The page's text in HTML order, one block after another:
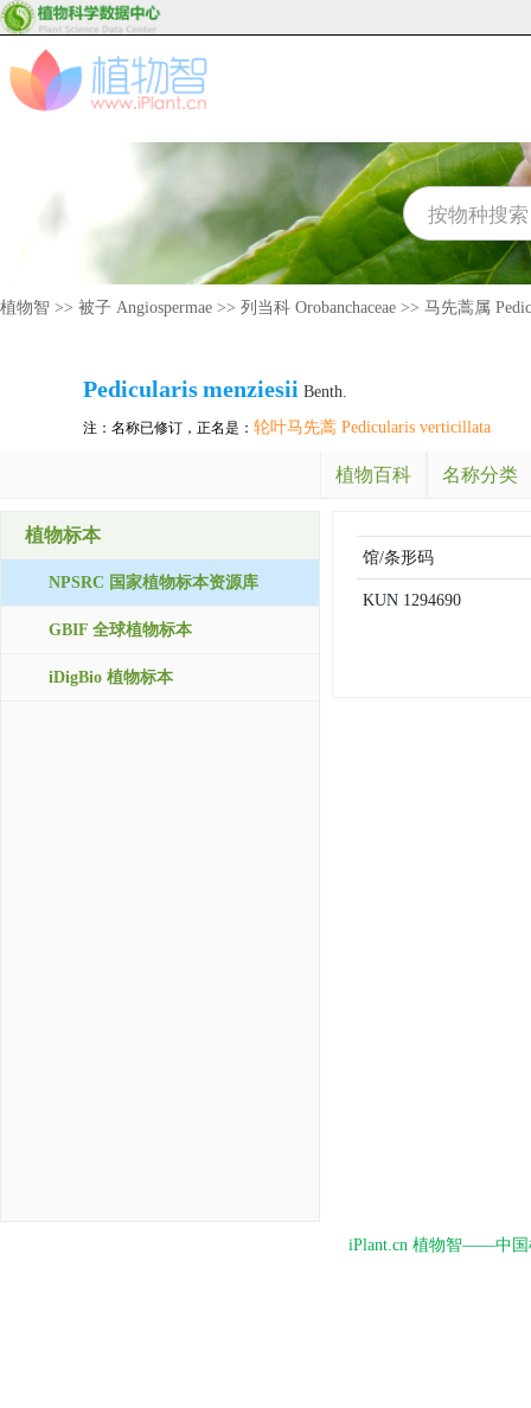
植物智 >> 被子 Angiospermae >> 列当科 Orobanchaceae >> 马先蒿属
Pedicularismenziesii Benth.
注：名称已修订，正名是： 轮叶马先蒿 Pedicularis verticillata
植物百科 名称分类
植物标本
NPSRC 国家植物标本资源库
GBIF 全球植物标本
iDigBio 植物标本
馆/条形码
KUN 1294690
iPlant.cn 植物智——中国